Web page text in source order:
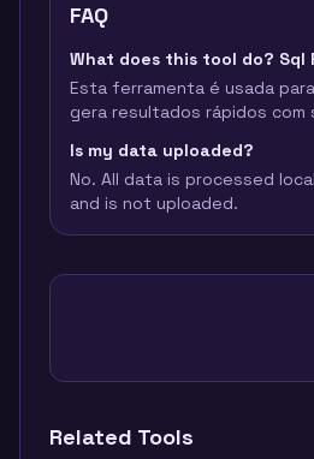
FAQ
What does this tool do? Sql
Esta ferramenta é usada
gera resultados rápidos com
Is my data uploaded?
No. All data is processed
and is not uploaded.
Related Tools